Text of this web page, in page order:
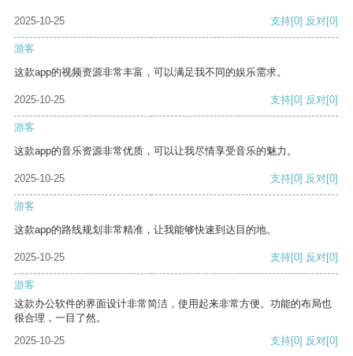
2025-10-25 支持[0] 反对[0]
游客
这款app的视频资源非常丰富，可以满足我不同的娱乐需求。
2025-10-25 支持[0] 反对[0]
游客
这款app的音乐资源非常优质，可以让我尽情享受音乐的魅力。
2025-10-25 支持[0] 反对[0]
游客
这款app的路线规划非常精准，让我能够快速到达目的地。
2025-10-25 支持[0] 反对[0]
游客
这款办公软件的界面设计非常简洁，使用起来非常方便。功能的布局也
很合理，一目了然。
2025-10-25
支持[0] 反对[0]